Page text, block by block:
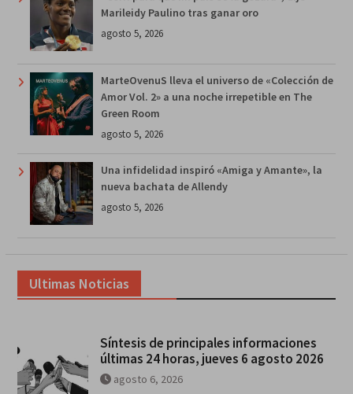
Marileidy Paulino tras ganar oro
agosto 5, 2026
MarteOvenuS lleva el universo de «Colección de
Amor Vol. 2» a una noche irrepetible en The
Green Room
agosto 5, 2026
Una infidelidad inspiró «Amiga y Amante», la
nueva bachata de Allendy
agosto 5, 2026
Ultimas Noticias
Síntesis de principales informaciones
últimas 24 horas, jueves 6 agosto 2026
agosto 6, 2026